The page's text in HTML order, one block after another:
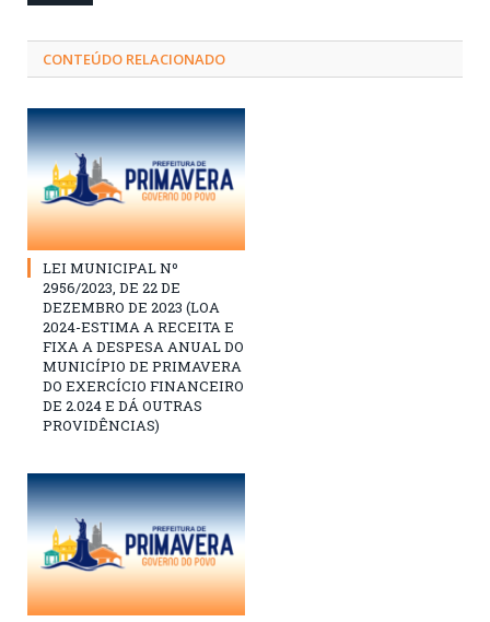
CONTEÚDO RELACIONADO
LEI MUNICIPAL Nº
2956/2023, DE 22 DE
DEZEMBRO DE 2023 (LOA
2024-ESTIMA A RECEITA E
FIXA A DESPESA ANUAL DO
MUNICÍPIO DE PRIMAVERA
DO EXERCÍCIO FINANCEIRO
DE 2.024 E DÁ OUTRAS
PROVIDÊNCIAS)